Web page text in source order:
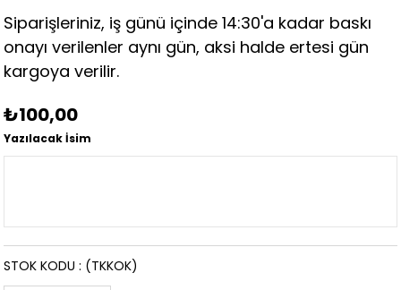
Siparişleriniz, iş günü içinde 14:30'a kadar baskı
onayı verilenler aynı gün, aksi halde ertesi gün
kargoya verilir.
₺100,00
Yazılacak İsim
(TKKOK)
STOK KODU